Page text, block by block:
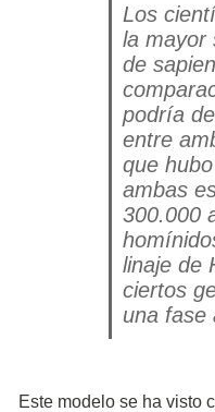
Los
la mayor
de
podría
entre
que
ambas
300.000
linaje de
ciertos
una fase
Este modelo se ha visto